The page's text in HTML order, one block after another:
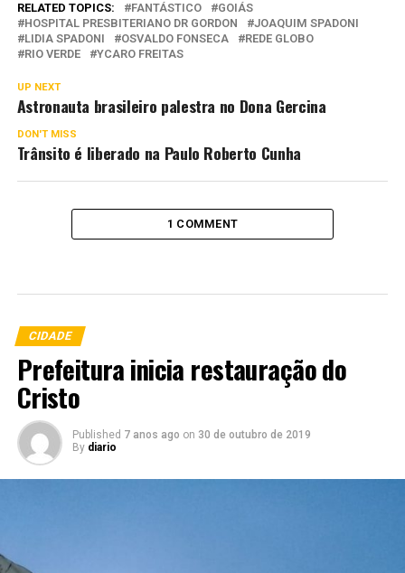
RELATED TOPICS: FANTÁSTICO
GOIÁS
HOSPITAL PRESBITERIANO DR GORDON
JOAQUIM SPADONI
LIDIA SPADONI
OSVALDO FONSECA
REDE GLOBO
RIO VERDE
YCARO FREITAS
UP NEXT
Astronauta brasileiro palestra no Dona Gercina
DON'T MISS
Trânsito é liberado na Paulo Roberto Cunha
1 COMMENT
CIDADE
Prefeitura inicia restauração do
Cristo
Published 7 anos ago on 30 de outubro de 2019
By diario